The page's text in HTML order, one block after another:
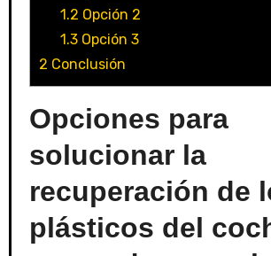
1.2 Opción 2
1.3Opción 3
2 Conclusión
Opciones para
solucionar la
recuperación de
plásticos del